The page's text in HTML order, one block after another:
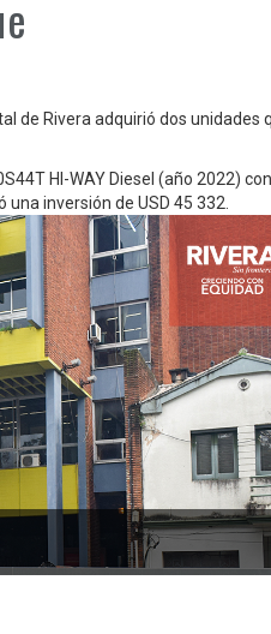
de Rivera adquirió dos unidades
HI-WAY Diesel (año 2022)
una inversión de USD 45 332.